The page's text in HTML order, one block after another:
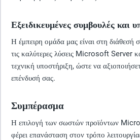
Εξειδικευμένες συμβουλές και
Η έμπειρη ομάδα μας είναι στη διάθεσή
τις καλύτερες λύσεις Microsoft Server
τεχνική υποστήριξη, ώστε να
επένδυσή σας.
Συμπέρασμα
Η επιλογή των σωστών προϊόντων
φέρει επανάσταση στον τρόπο